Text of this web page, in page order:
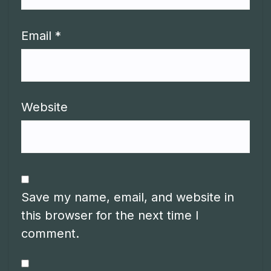
Email *
Website
Save my name, email, and website in
this browser for the next time I
comment.